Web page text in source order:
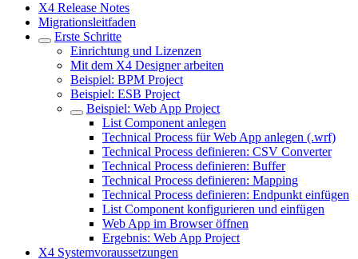
X4 Release Notes
Migrationsleitfaden
Erste Schritte
Einrichtung und Lizenzen
Mit dem X4 Designer arbeiten
Beispiel: BPM Project
Beispiel: ESB Project
Beispiel: Web App Project
List Component anlegen
Technical Process für Web App anlegen (.wrf)
Technical Process definieren: CSV Converter
Technical Process definieren: Buffer
Technical Process definieren: Mapping
Technical Process definieren: Endpunkt einfügen
List Component konfigurieren und einfügen
Web App im Browser öffnen
Ergebnis: Web App Project
X4 Systemvoraussetzungen